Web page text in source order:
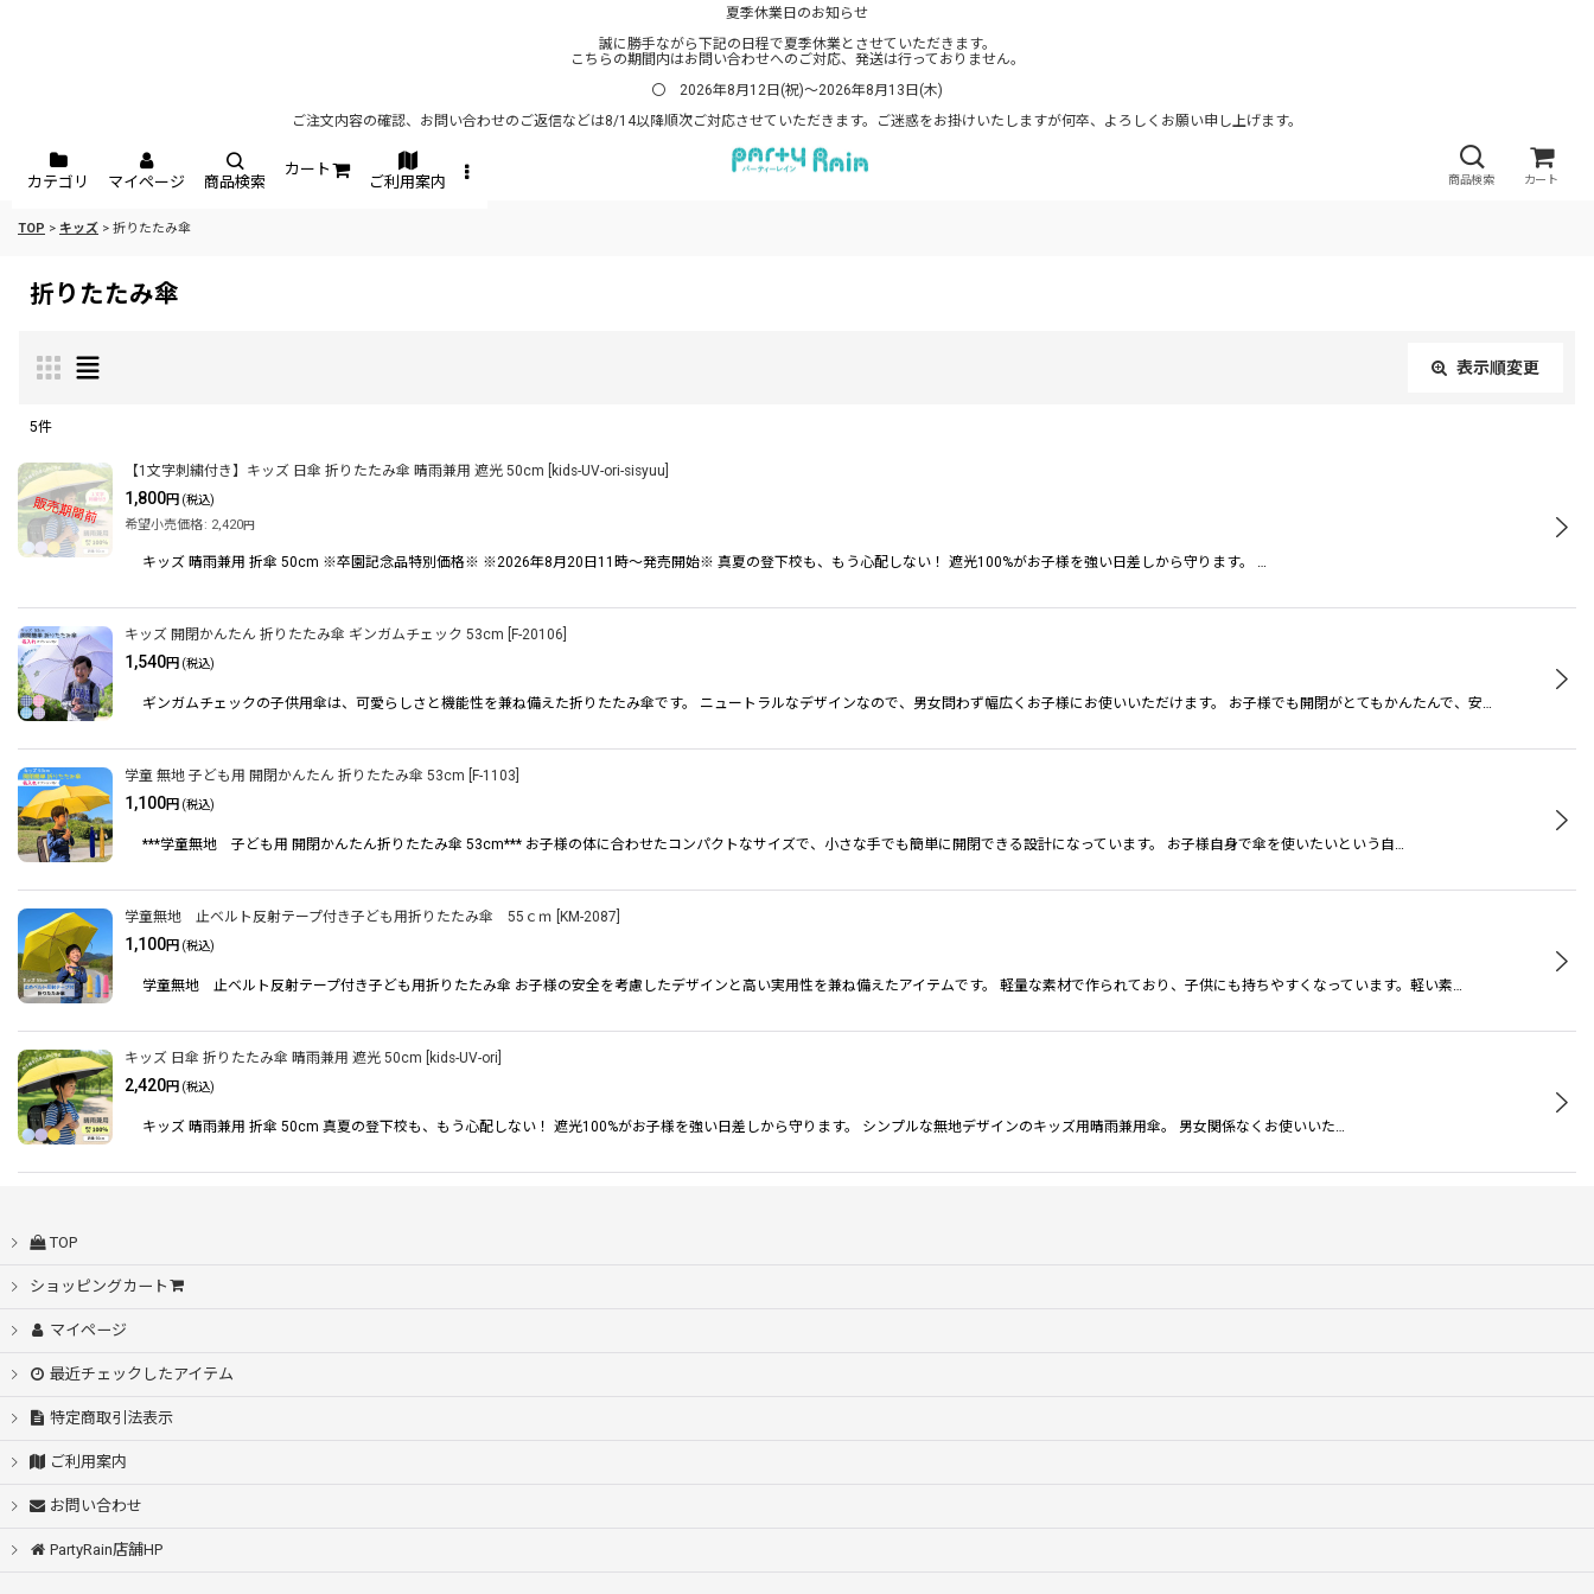
夏季休業日のお知らせ
誠に勝手ながら下記の日程で夏季休業とさせていただきます。
こちらの期間内はお問い合わせへのご対応、発送は行っておりません。
〇 2026年8月12日(祝)～2026年8月13日(木)
ご注文内容の確認、お問い合わせのご返信などは8/14以降順次ご対応させていただきます。ご迷惑をお掛けいたしますが何卒、よろしくお願い申し上げます。
商品検索 カート
カテゴリ マイページ 商品検索
カート
ご利用案内
TOP > キッズ > 折りたたみ傘
折りたたみ傘
表示順変更
表示数:
並び順:
絞り込む
5件
【1文字刺繍付き】キッズ 日傘 折りたたみ傘 晴雨兼用 遮光 50cm kids-UV-ori-sisyuu
1,800円 (税込)
希望小売価格: 2,420円
キッズ 晴雨兼用 折傘 50cm ※卒園記念品特別価格※ ※2026年8月20日11時〜発売開始※ 真夏の登下校も、もう心配しない！ 遮光100%がお子様を強い日差しから守ります。 …
キッズ 開閉かんたん 折りたたみ傘 ギンガムチェック 53cm F-20106
1,540円 (税込)
ギンガムチェックの子供用傘は、可愛らしさと機能性を兼ね備えた折りたたみ傘です。 ニュートラルなデザインなので、男女問わず幅広くお子様にお使いいただけます。 お子様でも開閉がとてもかんたんで、安…
学童 無地 子ども用 開閉かんたん 折りたたみ傘 53cm F-1103
1,100円 (税込)
***学童無地 子ども用 開閉かんたん折りたたみ傘 53cm*** お子様の体に合わせたコンパクトなサイズで、小さな手でも簡単に開閉できる設計になっています。 お子様自身で傘を使いたいという自…
学童無地 止ベルト反射テープ付き子ども用折りたたみ傘 55ｃｍ KM-2087
1,100円 (税込)
学童無地 止ベルト反射テープ付き子ども用折りたたみ傘 お子様の安全を考慮したデザインと高い実用性を兼ね備えたアイテムです。 軽量な素材で作られており、子供にも持ちやすくなっています。軽い素…
キッズ 日傘 折りたたみ傘 晴雨兼用 遮光 50cm kids-UV-ori
2,420円 (税込)
キッズ 晴雨兼用 折傘 50cm 真夏の登下校も、もう心配しない！ 遮光100%がお子様を強い日差しから守ります。 シンプルな無地デザインのキッズ用晴雨兼用傘。 男女関係なくお使いいた…
TOP
ショッピングカート
マイページ
最近チェックしたアイテム
特定商取引法表示
ご利用案内
お問い合わせ
PartyRain店舗HP